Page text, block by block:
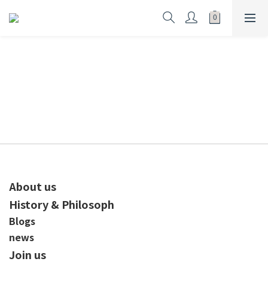
About us
History & Philosoph
Blogs
news
Join us